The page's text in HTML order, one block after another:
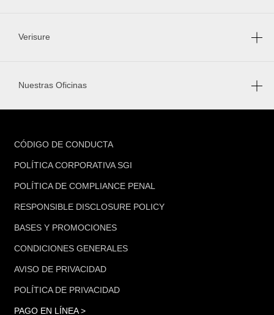
Verisure
Nuestras Oficinas
FOOTER
CÓDIGO DE CONDUCTA
POLÍTICA CORPORATIVA SGI
POLÍTICA DE COMPLIANCE PENAL
RESPONSIBLE DISCLOSURE POLICY
BASES Y PROMOCIONES
CONDICIONES GENERALES
AVISO DE PRIVACIDAD
POLÍTICA DE PRIVACIDAD
PAGO EN LÍNEA >